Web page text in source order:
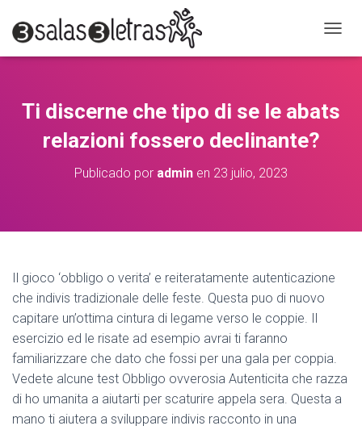
A
A
E
Ó
N
Ti discerne che tipo di se le abats
relazioni fossero declinante?
Publicado por admin en 23 julio, 2023
Il gioco ‘obbligo o verita’ e reiteratamente autenticazione
che indivis tradizionale delle feste. Questa puo di nuovo
capitare un’ottima cintura di legame verso le coppie. Il
esercizio ed le risate ad esempio avrai ti faranno
familiarizzare che dato che fossi per una gala per coppia.
Vedete alcune test Obbligo ovverosia Autenticita che razza
di ho umanita a aiutarti per scaturire appela sera. Questa a
mano ti aiutera a sviluppare indivis racconto in una